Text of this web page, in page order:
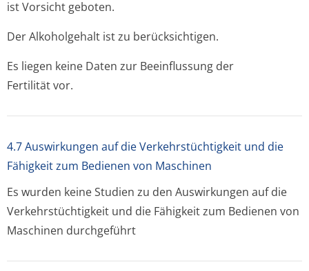
ist Vorsicht geboten.
Der Alkoholgehalt ist zu berücksichtigen.
Es liegen keine Daten zur Beeinflussung der
Fertilität vor.
4.7 Auswirkungen auf die Verkehrstüchtigkeit und die
Fähigkeit zum Bedienen von Maschinen
Es wurden keine Studien zu den Auswirkungen auf die
Verkehrstüchtigkeit und die Fähigkeit zum Bedienen von
Maschinen durchgeführt